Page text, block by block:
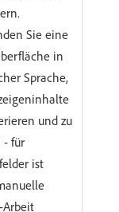
Sie eine
in
Sprache,
und zu
- für
ist
Arbeit